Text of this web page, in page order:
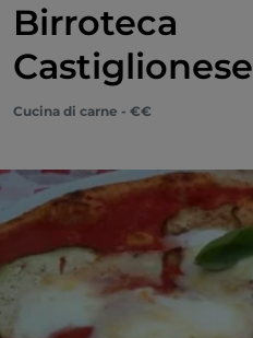
Birroteca
Castiglionese
Cucina di carne - €€